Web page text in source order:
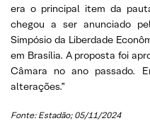
era o principal item da
chegou a ser anunciado
Simpósio da Liberdade
em Brasília. A proposta foi
Câmara no ano passado.
alterações.”
Fonte: Estadão; 05/11/2024